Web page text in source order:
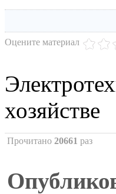
Оцените материал
хозяйстве
Прочитано 20661 раз